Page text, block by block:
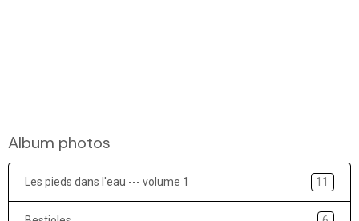
Album photos
Les pieds dans l'eau --- volume 1 11